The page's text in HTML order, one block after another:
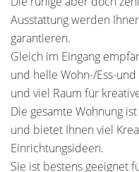
Ausstattung werden
garantieren.
Gleich im Eingang
und helle Wohn-/Ess-
und viel Raum für
Die gesamte Wohnung
und bietet Ihnen viel
Einrichtungsideen.
Sie ist bestens geeignet